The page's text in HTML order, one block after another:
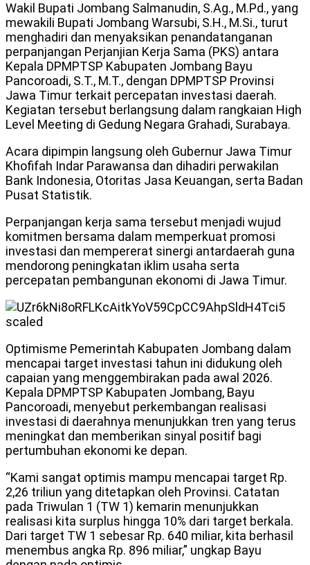
Wakil Bupati Jombang Salmanudin, S.Ag., M.Pd., yang
mewakili Bupati Jombang Warsubi, S.H., M.Si., turut
menghadiri dan menyaksikan penandatanganan
perpanjangan Perjanjian Kerja Sama (PKS) antara
Kepala DPMPTSP Kabupaten Jombang Bayu
Pancoroadi, S.T., M.T., dengan DPMPTSP Provinsi
Jawa Timur terkait percepatan investasi daerah.
Kegiatan tersebut berlangsung dalam rangkaian High
Level Meeting di Gedung Negara Grahadi, Surabaya.
Acara dipimpin langsung oleh Gubernur Jawa Timur
Khofifah Indar Parawansa dan dihadiri perwakilan
Bank Indonesia, Otoritas Jasa Keuangan, serta Badan
Pusat Statistik.
Perpanjangan kerja sama tersebut menjadi wujud
komitmen bersama dalam memperkuat promosi
investasi dan mempererat sinergi antardaerah guna
mendorong peningkatan iklim usaha serta
percepatan pembangunan ekonomi di Jawa Timur.
Optimisme Pemerintah Kabupaten Jombang dalam
mencapai target investasi tahun ini didukung oleh
capaian yang menggembirakan pada awal 2026.
Kepala DPMPTSP Kabupaten Jombang, Bayu
Pancoroadi, menyebut perkembangan realisasi
investasi di daerahnya menunjukkan tren yang terus
meningkat dan memberikan sinyal positif bagi
pertumbuhan ekonomi ke depan.
“Kami sangat optimis mampu mencapai target Rp.
2,26 triliun yang ditetapkan oleh Provinsi. Catatan
pada Triwulan 1 (TW 1) kemarin menunjukkan
realisasi kita surplus hingga 10% dari target berkala.
Dari target TW 1 sebesar Rp. 640 miliar, kita berhasil
menembus angka Rp. 896 miliar,” ungkap Bayu